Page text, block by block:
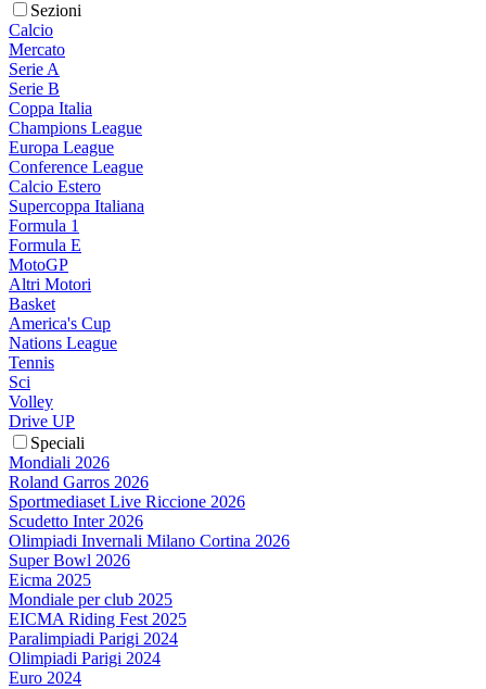
Sezioni
Calcio
Mercato
Serie A
Serie B
Coppa Italia
Champions League
Europa League
Conference League
Calcio Estero
Supercoppa Italiana
Formula 1
Formula E
MotoGP
Altri Motori
Basket
America's Cup
Nations League
Tennis
Sci
Volley
Drive UP
Speciali
Mondiali 2026
Roland Garros 2026
Sportmediaset Live Riccione 2026
Scudetto Inter 2026
Olimpiadi Invernali Milano Cortina 2026
Super Bowl 2026
Eicma 2025
Mondiale per club 2025
EICMA Riding Fest 2025
Paralimpiadi Parigi 2024
Olimpiadi Parigi 2024
Euro 2024